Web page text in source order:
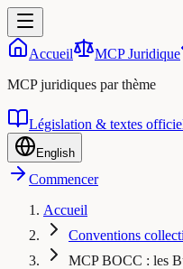
Accueil MCP Juridique
MCP juridiques par thème
Législation & textes
English
Commencer
Accueil
Conventions
MCP BOCC : les